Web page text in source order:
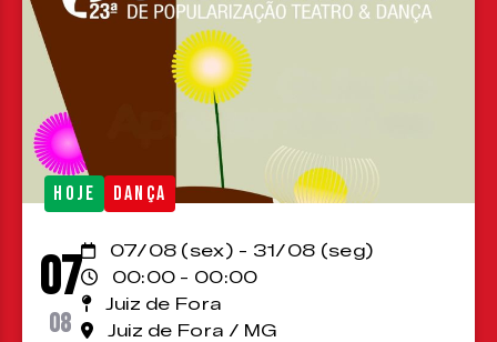
HOJE DANÇA
07
08
07/08 (sex) - 31/08 (seg)
00:00 - 00:00
Juiz de Fora
Juiz de Fora / MG